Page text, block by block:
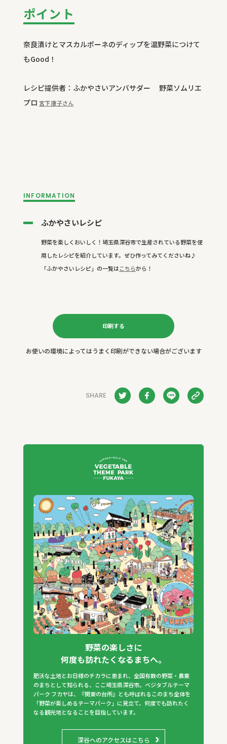
ポイント
奈良漬けとマスカルポーネのディップを温野菜につけて
もGood！
レシピ提供者：ふかやさいアンバサダー 野菜ソムリエ
プロ 宮下 康子さん
INFORMATION
ふかやさいレシピ
野菜を楽しくおいしく！埼玉県深谷市で生産されている野菜を使
用したレシピを紹介しています。ぜひ作ってみてくださいね♪
「ふかやさいレシピ」の一覧はこちらから！
印刷する
お使いの環境によってはうまく印刷ができない場合がございます
SHARE
野菜の楽しさに
何度も訪れたくなるまちへ。
肥沃な土地とお日様のチカラに恵まれ、全国有数の野菜・農業
のまちとして知られる、ここ埼玉県深谷市。ベジタブルテーマ
パーク フカヤは、『関東の台所』とも呼ばれるこのまち全体を
「野菜が楽しめるテーマパーク」に見立て、何度でも訪れたく
なる観光地となることを目指しています。
深谷へのアクセスはこちら